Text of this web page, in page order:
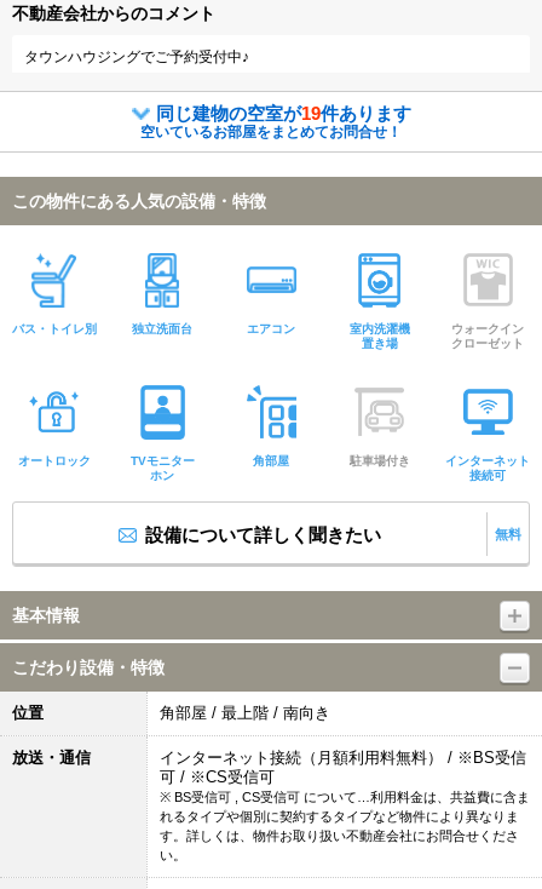
不動産会社からのコメント
タウンハウジングでご予約受付中♪
同じ建物の空室が19件あります
空いているお部屋をまとめてお問合せ！
この物件にある人気の設備・特徴
バス・トイレ別 独立洗面台 エアコン
室内洗濯機
置き場
ウォークイン
クローゼット
オートロック
TVモニター
ホン
角部屋 駐車場付き
インターネット
接続可
設備について詳しく聞きたい 無料
基本情報
こだわり設備・特徴
位置 角部屋 / 最上階 / 南向き
放送・通信
インターネット接続（月額利用料無料） / ※BS受信
可 / ※CS受信可
※ BS受信可 , CS受信可 について…利用料金は、共益費に含ま
れるタイプや個別に契約するタイプなど物件により異なりま
す。詳しくは、物件お取り扱い不動産会社にお問合せくださ
い。